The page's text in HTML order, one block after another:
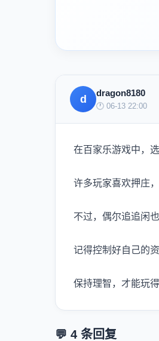
d
dragon8180
🕐 06-13 22:00
在百家乐游戏中，
许多玩家喜欢押庄
不过，偶尔追追闲
记得控制好自己的
保持理智，才能玩得
💬 4 条回复